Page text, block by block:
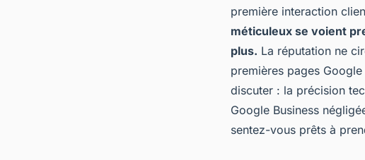
première interaction
méticuleux se voient
plus. La réputation ne
premières pages
discuter : la précision
Google Business
sentez-vous prêts à